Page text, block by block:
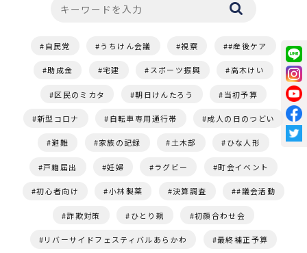
自民党 うちけん会議 視察 #産後ケア
助成金 宅建 スポーツ振興 高木けい
区民のミカタ 朝日けんたろう 当初予算
新型コロナ 自転車専用通行帯 成人の日のつどい
避難 家族の記録 土木部 ひな人形
戸籍届出 妊婦 ラグビー 町会イベント
初心者向け 小林製薬 決算調査 #議会活動
詐欺対策 ひとり親 初顔合わせ会
リバーサイドフェスティバルあらかわ 最終補正予算